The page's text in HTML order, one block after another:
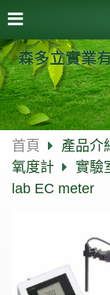
森多立實業
首頁 產品介
氧度計
實驗
lab EC meter